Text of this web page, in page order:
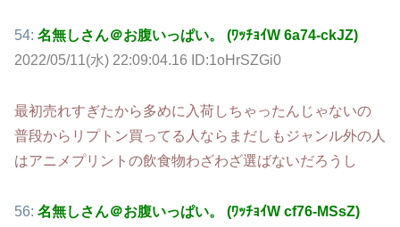
54: 名無しさん＠お腹いっぱい。 (ﾜｯﾁｮｲW 6a74-ckJZ)
2022/05/11(水) 22:09:04.16 ID:1oHrSZGi0
最初売れすぎたから多めに入荷しちゃったんじゃないの
普段からリプトン買ってる人ならまだしもジャンル外の人
はアニメプリントの飲食物わざわざ選ばないだろうし
56: 名無しさん＠お腹いっぱい。 (ﾜｯﾁｮｲW cf76-MSsZ)